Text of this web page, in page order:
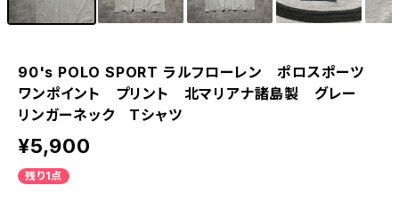
90's POLO SPORT ラルフローレン ポロスポーツ
ワンポイント プリント 北マリアナ諸島製 グレー
リンガーネック Tシャツ
¥5,900
残り1点